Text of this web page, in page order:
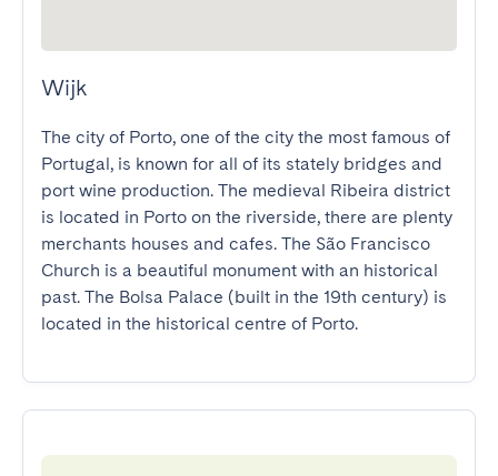
Wijk
The city of Porto, one of the city the most famous of
Portugal, is known for all of its stately bridges and
port wine production. The medieval Ribeira district
is located in Porto on the riverside, there are plenty
merchants houses and cafes. The São Francisco
Church is a beautiful monument with an historical
past. The Bolsa Palace (built in the 19th century) is
located in the historical centre of Porto.